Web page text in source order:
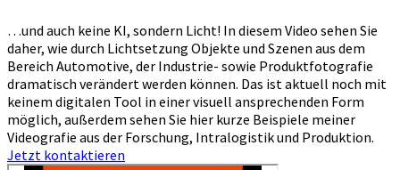
…und auch keine KI, sondern Licht! In diesem Video sehen Sie
daher, wie durch Lichtsetzung Objekte und Szenen aus dem
Bereich Automotive, der Industrie- sowie Produktfotografie
dramatisch verändert werden können. Das ist aktuell noch mit
keinem digitalen Tool in einer visuell ansprechenden Form
möglich, außerdem sehen Sie hier kurze Beispiele meiner
Videografie aus der Forschung, Intralogistik und Produktion.
Jetzt kontaktieren